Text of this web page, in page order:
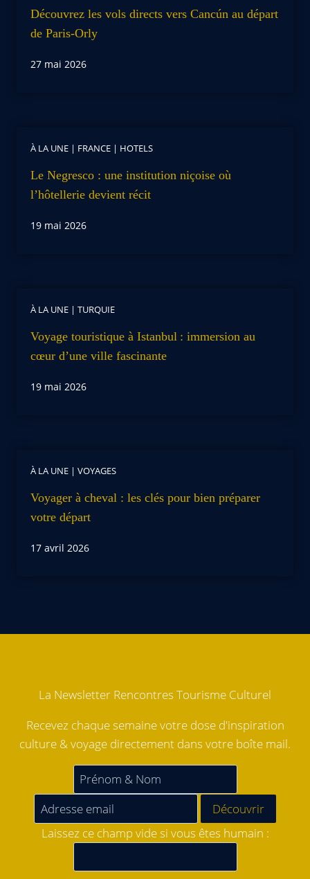
Découvrez les vols directs vers Cancún au départ
de Paris-Orly
27 mai 2026
À LA UNE | FRANCE | HOTELS
Le Negresco : une institution niçoise où
l’hôtellerie devient récit
19 mai 2026
À LA UNE | TURQUIE
Voyage touristique à Istanbul : immersion au
cœur d’une ville fascinante
19 mai 2026
À LA UNE | VOYAGES
Voyager à cheval : les clés pour bien préparer
votre départ
17 avril 2026
La Newsletter Rencontres Tourisme Culturel
Recevez chaque semaine votre dose d'inspiration
culture & voyage directement dans votre boîte mail.
Laissez ce champ vide si vous êtes humain :